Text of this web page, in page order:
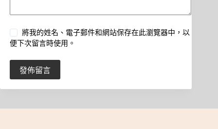
將我的姓名、電子郵件和網站保存在此瀏覽器中，以
便下次留言時使用。
發佈留言